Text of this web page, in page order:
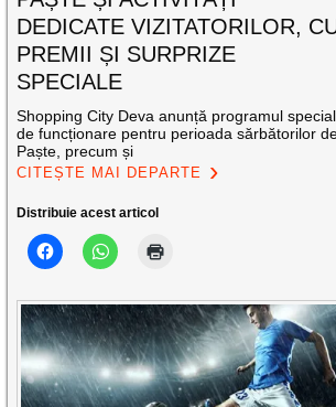
DEDICATE VIZITATORILOR,
PREMII ȘI SURPRIZE
SPECIALE
Shopping City Deva anunță programul special
de funcționare pentru perioada sărbătorilor
Paște, precum și
CITEȘTE MAI DEPARTE
Distribuie acest articol